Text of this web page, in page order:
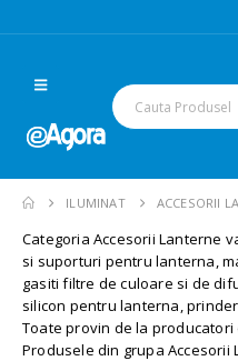
ILUMINAT ACCESORII
Categoria Accesorii Lanterne
si suporturi pentru lanterna,
gasiti filtre de culoare si de
silicon pentru lanterna,
Toate provin de la producatori
Produsele din grupa